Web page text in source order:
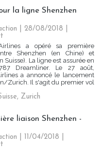
la ligne Shenzhen
| 28/08/2018
a opéré sa première
Shenzhen (en Chine) et
Suisse). La ligne est assurée en
Dreamliner. Le 27 août,
a annoncé le lancement
Zurich. Il s'agit du premier vol
, Zurich
liaison Shenzhen -
| 11/04/2018